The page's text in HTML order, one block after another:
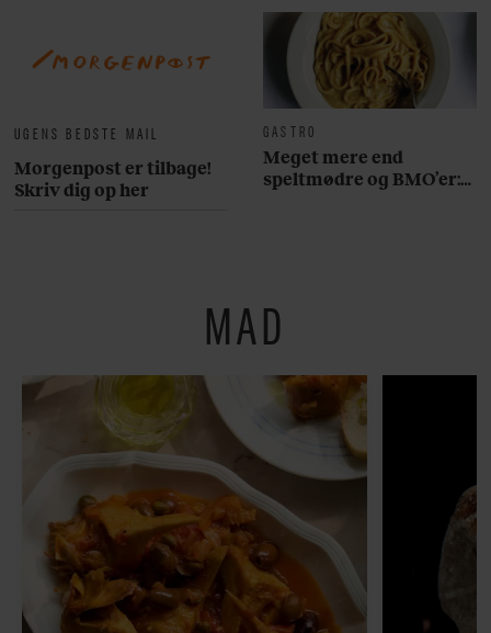
UGENS BEDSTE MAIL
Morgenpost er tilbage!
Skriv dig op her
GASTRO
Meget mere end
speltmødre og BMO’er:
MAD